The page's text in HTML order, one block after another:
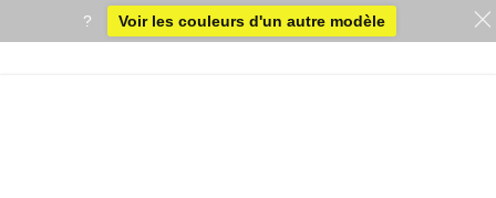
? Voir les couleurs d'un autre modèle